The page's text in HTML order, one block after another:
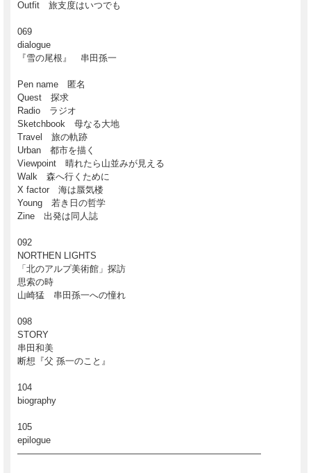
串田孫一にとって旅は最良の創造の泉だった。
山に魅せられたその生涯八十九年間の人生。 登った山の数を想像することは愚か
なことに違いない。
リコーダーやハープを奏でる音楽家であり、 画家として多くの絵を残し、そのセ
ンスで装幀もこなし、 休日には大工職人にもなる。
家庭にいるときは植物図鑑を片手に散歩に夢中になる市井の人でもあった。
思い考えそして登る。
自然という結晶が串田孫一を生成していった。
夜空で微笑む星のようなひとつひとつの思い出を繋ぎ、
ここに串田孫一のABCという星座を刻む。
串田孫一 「山」「都市」絵葉書セット
Outfit 旅支度はいつでも
069
dialogue
『雪の尾根』 串田孫一
Pen name 匿名
Quest 探求
Radio ラジオ
Sketchbook 母なる大地
Travel 旅の軌跡
Urban 都市を描く
Viewpoint 晴れたら山並みが見える
Walk 森へ行くために
X factor 海は蜃気楼
Young 若き日の哲学
Zine 出発は同人誌
092
NORTHEN LIGHTS
「北のアルプ美術館」探訪
思索の時
山崎猛 串田孫一への憧れ
098
STORY
串田和美
断想『父 孫一のこと』
104
biography
105
epilogue
―――――――――――――――――――――――――――